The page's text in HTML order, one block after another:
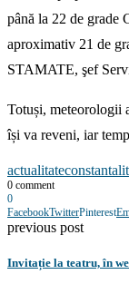
până la 22 de grade
aproximativ 21 de
STAMATE, şef
Totuși, meteorologii
își va reveni, iar
actualitateconstanta
0 comment
0
FacebookTwitterPinterest
previous post
Invitație la teatru, în